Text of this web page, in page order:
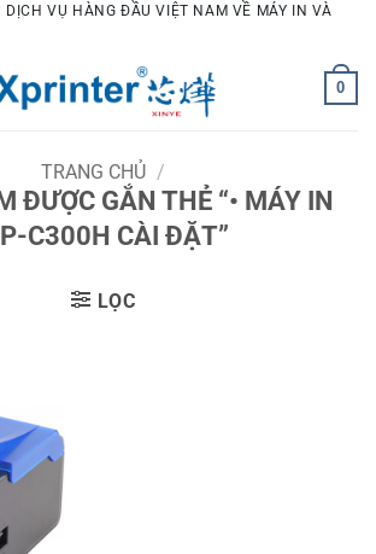
DỊCH VỤ HÀNG ĐẦU VIỆT NAM VỀ MÁY IN VÀ
0
TRANG CHỦ /
ĐƯỢC GẮN THẺ “• MÁY IN
C300H CÀI ĐẶT”
LỌC